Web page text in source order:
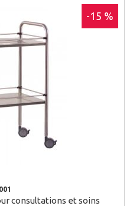
consultations et soins
-15 %